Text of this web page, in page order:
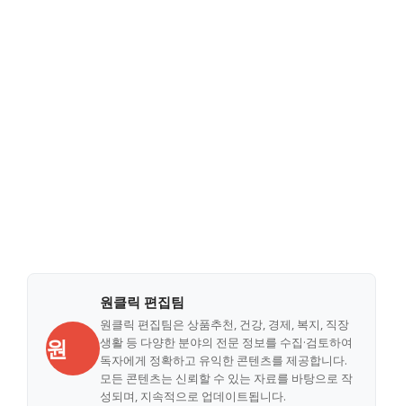
원
원클릭 편집팀
원클릭 편집팀은 상품추천, 건강, 경제, 복지, 직장
생활 등 다양한 분야의 전문 정보를 수집·검토하여
독자에게 정확하고 유익한 콘텐츠를 제공합니다.
모든 콘텐츠는 신뢰할 수 있는 자료를 바탕으로 작
성되며, 지속적으로 업데이트됩니다.